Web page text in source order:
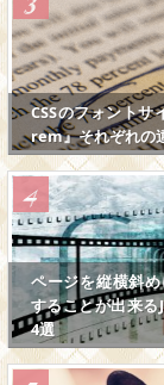
CSSのフォント
rem』それぞれの
ページを縦横斜
することが出来
4選